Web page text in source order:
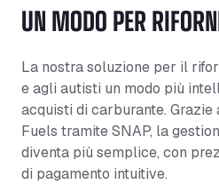
UN MODO PER
La nostra soluzione per il
e agli autisti un modo più
acquisti di carburante. Grazie
Fuels tramite SNAP, la
diventa più semplice, con
di pagamento intuitive.